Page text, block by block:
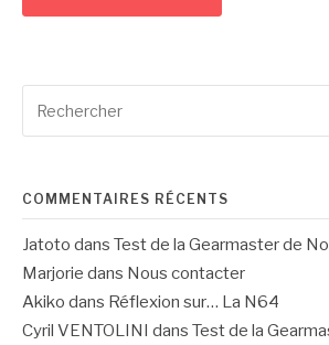
pour
COMMENTAIRES RÉCENTS
Jatoto dans Test de la Gearmaster de
Marjorie dans Nous contacter
Akiko dans Réflexion sur… La N64
Cyril VENTOLINI dans Test de la